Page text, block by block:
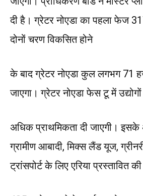
दी है। ग्रेटर नोएडा का पहला फेज
दोनों चरण विकसित होने
के बाद ग्रेटर नोएडा कुल लगभग 71
जाएगा। ग्रेटर नोएडा फेस टू में
अधिक प्राथमिकता दी जाएगी। इसके
ग्रामीण आबादी, मिक्स लैंड यूज,
ट्रांसपोर्ट के लिए एरिया प्रस्तावित